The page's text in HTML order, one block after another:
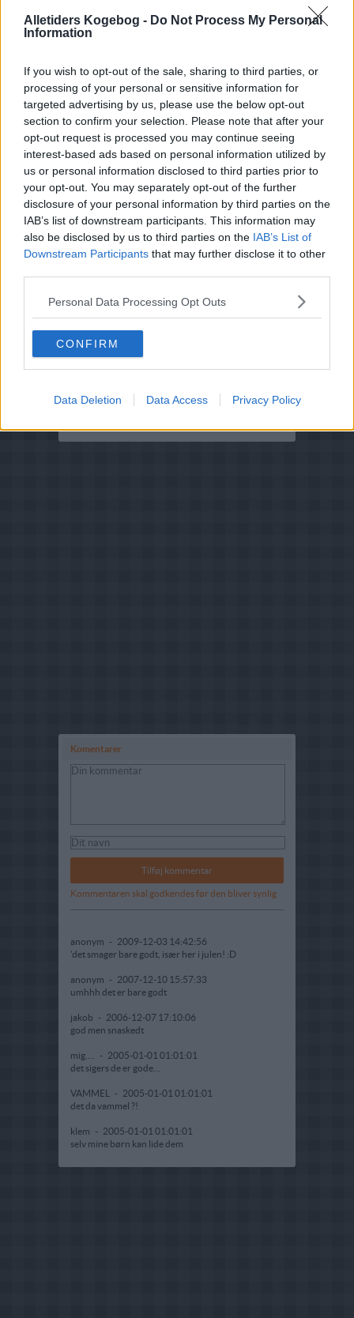
Alletiders Kogebog - Do Not Process My Personal
Information
If you wish to opt-out of the sale, sharing to third parties, or
processing of your personal or sensitive information for
targeted advertising by us, please use the below opt-out
section to confirm your selection. Please note that after your
opt-out request is processed you may continue seeing
interest-based ads based on personal information utilized by
us or personal information disclosed to third parties prior to
your opt-out. You may separately opt-out of the further
disclosure of your personal information by third parties on the
IAB’s list of downstream participants. This information may
also be disclosed by us to third parties on the IAB’s List of
Downstream Participants that may further disclose it to other
Personal Data Processing Opt Outs
CONFIRM
Data Deletion Data Access Privacy Policy
Opskriftsinfo
Ret :Slik-Juleslik -konfekt
Hovedingrediens :Nødder-Kokosmel
Højtid: Jul
Indsendt : 2002-01-01
2025-03-29
Bedøm retten
Brugernes vurdering:3.8(2stemmer)
Din vurdering:
Komentarer
Kommentaren skal godkendes før den bliver synlig
anonym - 2009-12-03 14:42:56
'det smager bare godt, især her i julen! :D
anonym - 2007-12-10 15:57:33
umhhh det er bare godt
jakob - 2006-12-07 17:10:06
god men snaskedt
mig.... - 2005-01-01 01:01:01
det sigers de er gode...
VAMMEL - 2005-01-01 01:01:01
det da vammel ?!
klem - 2005-01-01 01:01:01
selv mine børn kan lide dem